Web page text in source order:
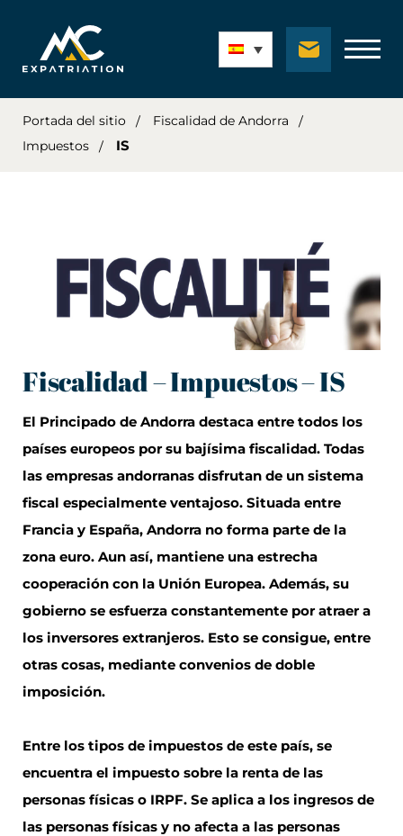
Portada del sitio
Fiscalidad de Andorra
Impuestos
IS
Fiscalidad – Impuestos – IS
El Principado de Andorra destaca entre todos los
países europeos por su bajísima fiscalidad. Todas
las empresas andorranas disfrutan de un sistema
fiscal especialmente ventajoso. Situada entre
Francia y España, Andorra no forma parte de la
zona euro. Aun así, mantiene una estrecha
cooperación con la Unión Europea. Además, su
gobierno se esfuerza constantemente por atraer a
los inversores extranjeros. Esto se consigue, entre
otras cosas, mediante convenios de doble
imposición.
Entre los tipos de impuestos de este país, se
encuentra el impuesto sobre la renta de las
personas físicas o IRPF. Se aplica a los ingresos de
las personas físicas y no afecta a las personas